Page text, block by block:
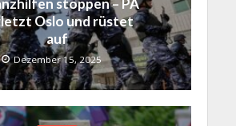
stoppen – PA
Oslo und rüstet
auf
Dezember 15, 2025